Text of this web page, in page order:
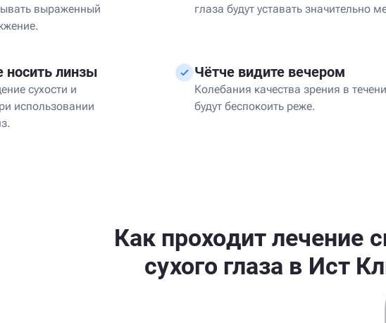
выраженный
глаза будут уставать значительно
носить линзы
сухости и
использовании
Чётче видите вечером
Колебания качества зрения в
будут беспокоить реже.
Как проходит лечение
сухого глаза в Ист